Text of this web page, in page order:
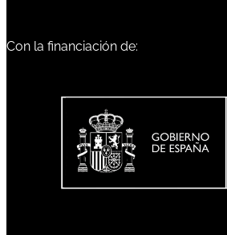
Con la financiación de: